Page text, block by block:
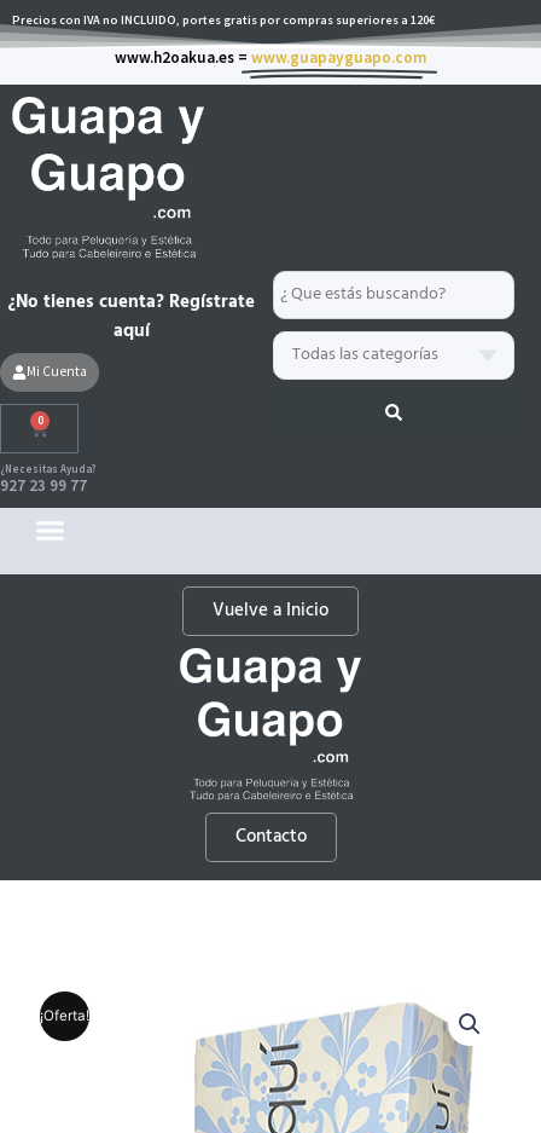
al
Precios con IVA no INCLUIDO, portes gratis por compras superiores a 120€
www.h2oakua.es = www.guapayguapo.com
Search
...
¿No tienes cuenta? Regístrate
aquí
Mi Cuenta
0
Carrito
¿Necesitas Ayuda?
927 23 99 77
Vuelve a Inicio
Contacto
¡Oferta!